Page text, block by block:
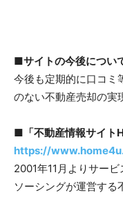
■サイトの今後につい
今後も定期的に口コミ
のない不動産売却の実
■ 「不動産情報サイ
https://
2001年11月よりサー
ソーシングが運営する